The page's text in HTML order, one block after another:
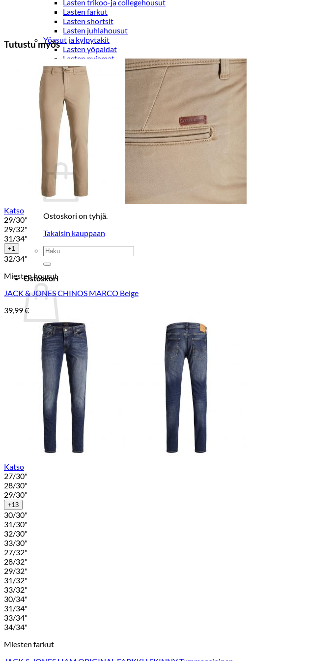
Lasten trikoo-ja collegehousut
Lasten farkut
Lasten shortsit
Lasten juhlahousut
Yöasut ja kylpytakit
Lasten yöpaidat
Lasten pyjamat
Kylpytakit
Lasten asusteet
Vyöt, käsineet,pipot, ym
Sukat, sukkahousut, ym
Lasten ulkoilu
Lasten takit
Ulkoilupuvut, housut ja haalarit
Ostoskori on tyhjä.
Takaisin kauppaan
Etsi:
Ostoskori
Ostoskori on tyhjä.
Takaisin kauppaan
Tutustu myös
Katso
29/30"
29/32"
31/34"
+1
32/34"
Miesten housut
JACK & JONES CHINOS MARCO Beige
39,99€
Katso
27/30"
28/30"
29/30"
+13
30/30"
31/30"
32/30"
33/30"
27/32"
28/32"
29/32"
31/32"
33/32"
30/34"
31/34"
33/34"
34/34"
Miesten farkut